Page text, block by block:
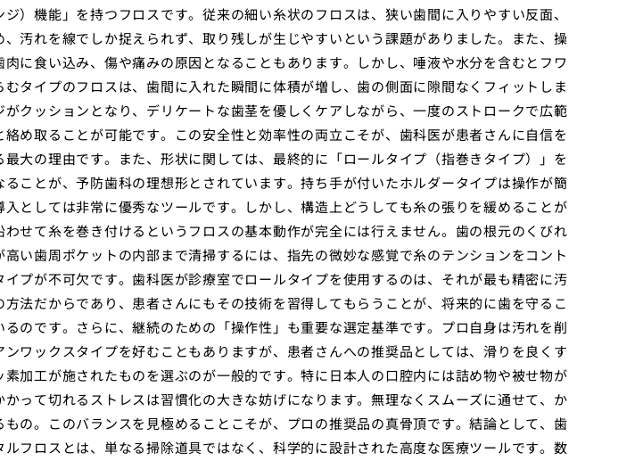
）機能」を持つフロスです。従来の細い糸状のフロスは、狭い歯間に入りやすい反面、
汚れを線でしか捉えられず、取り残しが生じやすいという課題がありました。また、操
に食い込み、傷や痛みの原因となることもあります。しかし、唾液や水分を含むとフワ
むタイプのフロスは、歯間に入れた瞬間に体積が増し、歯の側面に隙間なくフィットしま
がクッションとなり、デリケートな歯茎を優しくケアしながら、一度のストロークで広範
め取ることが可能です。この安全性と効率性の両立こそが、歯科医が患者さんに自信を
大の理由です。また、形状に関しては、最終的に「ロールタイプ（指巻きタイプ）」を
ことが、予防歯科の理想形とされています。持ち手が付いたホルダータイプは操作が簡
としては非常に優秀なツールです。しかし、構造上どうしても糸の張りを緩めることが
わせて糸を巻き付けるというフロスの基本動作が完全には行えません。歯の根元のくびれ
い歯周ポケットの内部まで清掃するには、指先の微妙な感覚で糸のテンションをコント
イプが不可欠です。歯科医が診療室でロールタイプを使用するのは、それが最も精密に汚
法だからであり、患者さんにもその技術を習得してもらうことが、将来的に歯を守るこ
るのです。さらに、継続のための「操作性」も重要な選定基準です。プロ自身は汚れを削
ワックスタイプを好むこともありますが、患者さんへの推奨品としては、滑りを良くす
素加工が施されたものを選ぶのが一般的です。特に日本人の口腔内には詰め物や被せ物が
かって切れるストレスは習慣化の大きな妨げになります。無理なくスムーズに通せて、か
もの。このバランスを見極めることこそが、プロの推奨品の真骨頂です。結論として、歯
フロスとは、単なる掃除道具ではなく、科学的に設計された高度な医療ツールです。数